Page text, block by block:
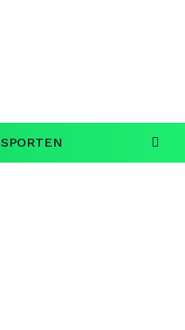
SPORTEN